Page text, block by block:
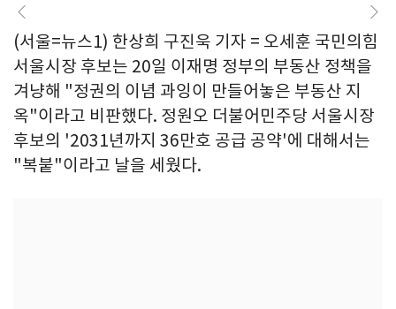
(서울=뉴스1) 한상희 구진욱 기자 = 오세훈 국민의힘
서울시장 후보는 20일 이재명 정부의 부동산 정책을
겨냥해 "정권의 이념 과잉이 만들어놓은 부동산 지
옥"이라고 비판했다. 정원오 더불어민주당 서울시장
후보의 '2031년까지 36만호 공급 공약'에 대해서는
"복붙"이라고 날을 세웠다.